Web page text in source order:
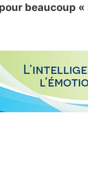
beaucoup